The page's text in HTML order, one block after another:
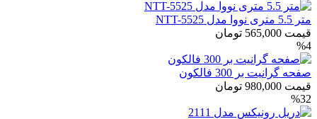
متر 5.5 متری نووا مدل NTT-5525
قیمت 565,000 تومان
%4
صفحه گرانیت بر 300 فالکون
قیمت 980,000 تومان
%32